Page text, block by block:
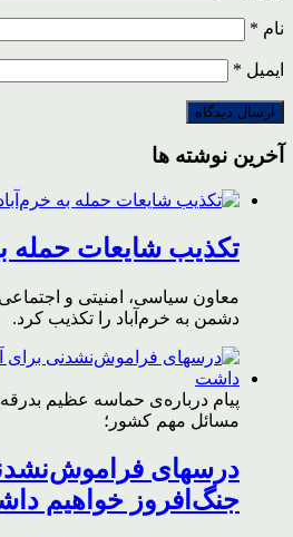
نام *
ایمیل *
آخرین نوشته ها
تکذیب شایعات حمله
معاون سیاسی، امنیتی و
دشمن به خرم‌آباد را تکذیب کرد.
پیام درباره‌ی حماسه عظیم بدرقه
مسائل مهم کشور؛
درسهای
جنگ‌افروز خواهیم